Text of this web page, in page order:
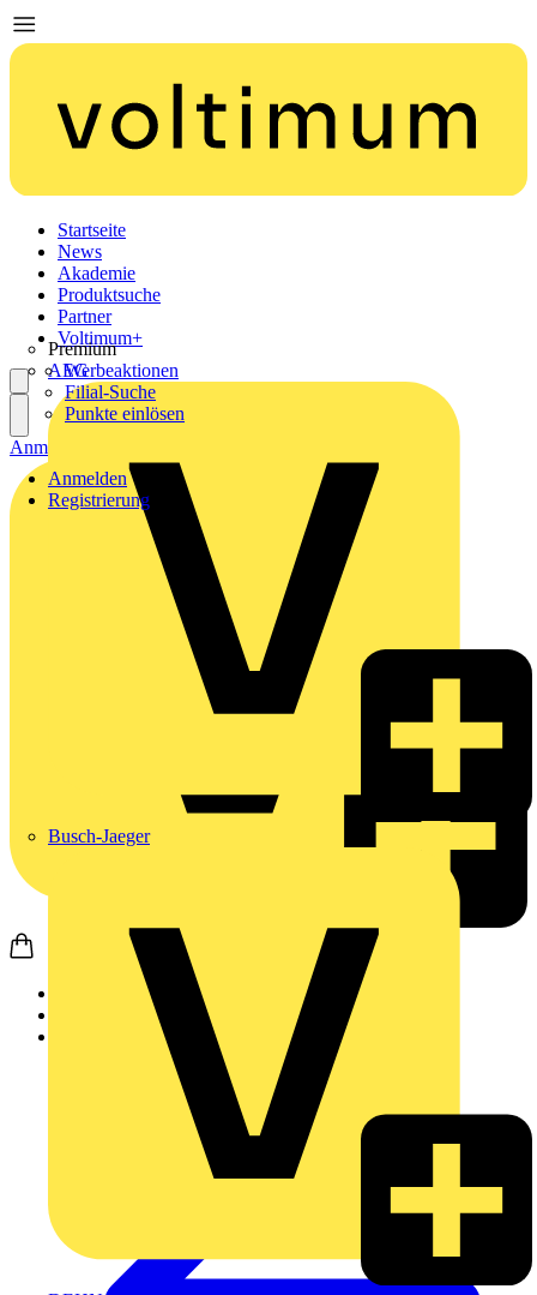
Startseite
News
Akademie
Produktsuche
Partner
Premium
AEG
Busch-Jaeger
Voltimum+
Werbeaktionen
Filial-Suche
Punkte einlösen
Anmelden
Registrierung
Anmelden